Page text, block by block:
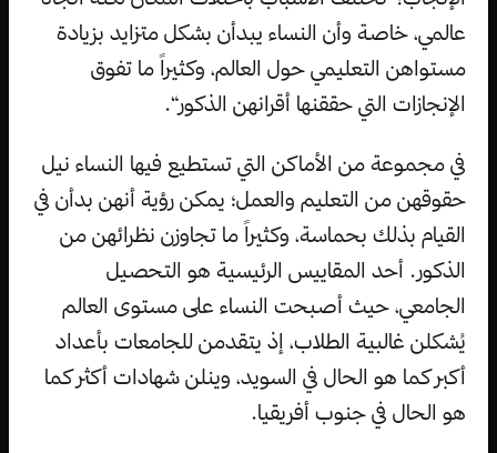
عالمي، خاصة وأن النساء يبدأن بشكل متزايد بزيادة
مستواهن التعليمي حول العالم، وكثيراً ما تفوق
الإنجازات التي حققنها أقرانهن الذكور“.
في مجموعة من الأماكن التي تستطيع فيها النساء نيل
حقوقهن من التعليم والعمل؛ يمكن رؤية أنهن بدأن في
القيام بذلك بحماسة، وكثيراً ما تجاوزن نظرائهن من
الذكور. أحد المقاييس الرئيسية هو التحصيل
الجامعي، حيث أصبحت النساء على مستوى العالم
يُشكلن غالبية الطلاب، إذ يتقدمن للجامعات بأعداد
أكبر كما هو الحال في السويد، وينلن شهادات أكثر كما
هو الحال في جنوب أفريقيا.